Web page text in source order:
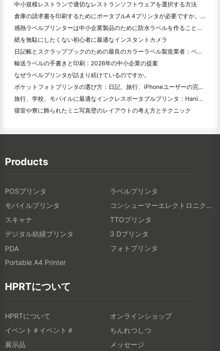
中小規模レストランで適切なレストランソフトウェアを選択する方法
倉庫の請求書を印刷するためにポータブルA 4プリンタが必要ですか。何が本当に効果的なのか
感熱ラベルプリンターは中小企業製品のために防水ラベルを作ることができますか？
紙を無駄にしたくない初心者に最適なインスタントカメラ
日記帳とスクラップブックのための最良のカラーラベル製造業者：ページごとにさらに色を追加
輸送ラベルの手書きと印刷：2026年の中小企業の提案
なぜラベルプリンタが詰まり続けているのですか。
ポケットフォトプリンタの選び方：日記、旅行、iPhoneユーザーの完全ガイド
旅行、学校、モバイルに最適なインクレスポータブルプリンタ：Hanin MT 620 Pro評価
寝室や寮に飾られたミニ写真壁のレイアウトの考え方とテクニック
Products
POSプリンタ
ラベルプリンタ
モバイルプリンタ
コンシューマーエレクトロニクス製品
スキャナ
TTOプリンタ
デジタル紡績プリンタ
3 Dプリンタ
PDA
フォトプリンタ
Portable A4 Printer
HPRTについて
HPRTについて
オンラインショップ
イベント＃イベント＃
ちんれつしつ
展示品
メッセージ